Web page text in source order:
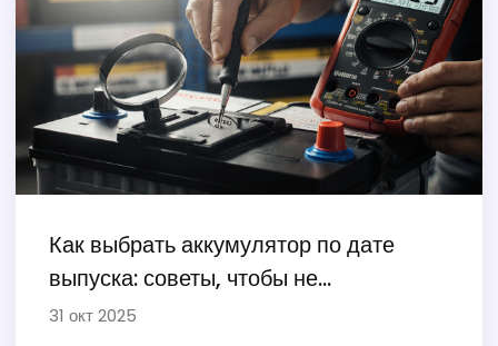
Как выбрать аккумулятор по дате
выпуска: советы, чтобы не
переплатить и не сесть на дороге
31 окт 2025